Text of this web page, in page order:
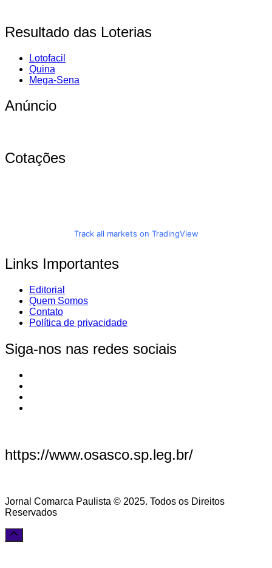
Resultado das Loterias
Lotofacil
Quina
Mega-Sena
Anúncio
Cotações
Track all markets on TradingView
Links Importantes
Editorial
Quem Somos
Contato
Política de privacidade
Siga-nos nas redes sociais
https://www.osasco.sp.leg.br/
Jornal Comarca Paulista © 2025. Todos os Direitos
Reservados